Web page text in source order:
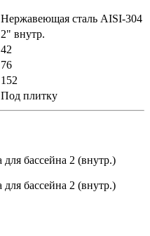
Нержавеющая сталь AISI-304
2" внутр.
42
76
152
Под плитку